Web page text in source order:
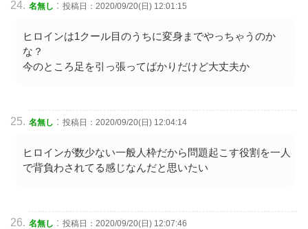
名無し : 投稿日：2020/09/20(日) 12:01:15
ヒロインは1クール目のうちに変身までやっちゃうのか
な？
今のところ足を引っ張ってばかりだけど大丈夫か
名無し : 投稿日：2020/09/20(日) 12:04:14
ヒロインが数少ない一般人枠だから問題起こす役割を一人
で背負わされてる感じなんだと思いたい
名無し : 投稿日：2020/09/20(日) 12:07:46